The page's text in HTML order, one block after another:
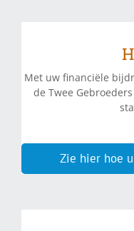
Met uw financiële
de Twee
Zie hier hoe